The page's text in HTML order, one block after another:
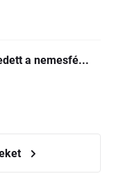
a nemesfé...